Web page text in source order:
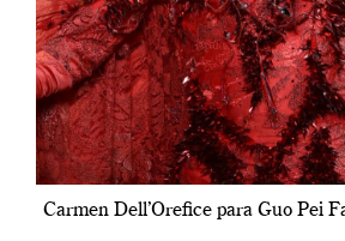
Carmen Dell’Orefice para Guo Pei